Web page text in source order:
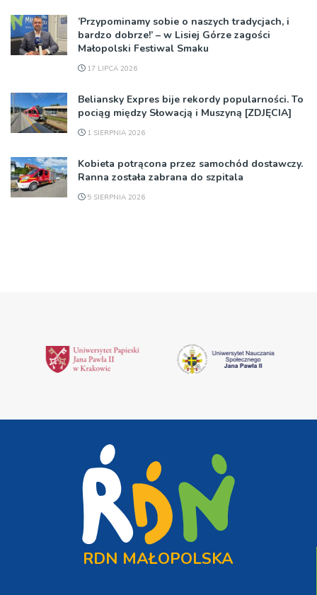
’Przypominamy sobie o naszych tradycjach, i
bardzo dobrze!’ – w Lisiej Górze zagości
Małopolski Festiwal Smaku
17 LIPCA 2026
Beliansky Expres bije rekordy popularności. To
pociąg między Słowacją i Muszyną [ZDJĘCIA]
1 SIERPNIA 2026
Kobieta potrącona przez samochód dostawczy.
Ranna została zabrana do szpitala
5 SIERPNIA 2026
RDN MAŁOPOLSKA